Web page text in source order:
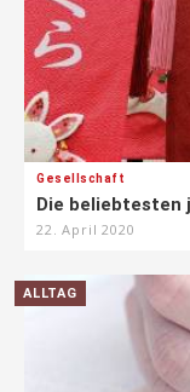
Gesellschaft
Die beliebtesten
22. April 2020
ALLTAG